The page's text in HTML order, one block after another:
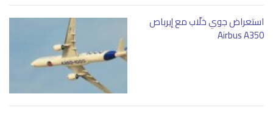
استعراض جوي خلّاب مع إيرباص
Airbus A350